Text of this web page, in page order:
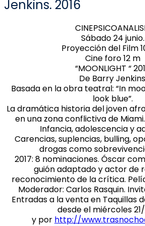
Jenkins. 2016
Sábado 24 junio.
Proyección del Film
Cine foro 12 m
“MOONLIGHT “
De Barry
Basada en la obra teatral: “In
look blue”.
La dramática historia del joven
en una zona conflictiva de
Infancia, adolescencia y
Carencias, suplencias, bulling,
drogas como
2017: 8 nominaciones. Óscar
guión adaptado y actor de
reconocimiento de la crítica.
Moderador: Carlos Rasquin.
Entradas a la venta en Taquillas
desde el miércoles
y por http://